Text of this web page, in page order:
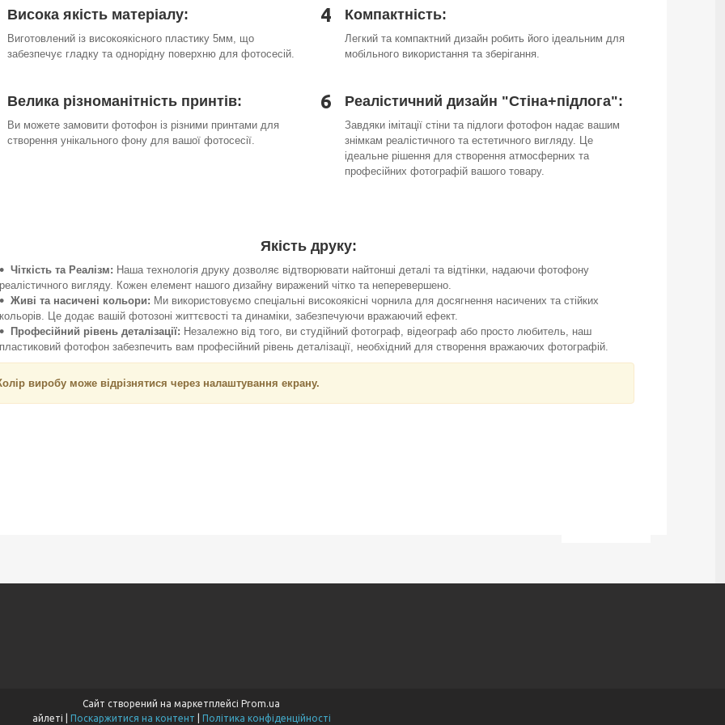
Висока якість матеріалу:
Виготовлений із високоякісного пластику 5мм, що
забезпечує гладку та однорідну поверхню для фотосесій.
4 Компактність:
Легкий та компактний дизайн робить його ідеальним для
мобільного використання та зберігання.
Велика різноманітність принтів:
Ви можете замовити фотофон із різними принтами для
створення унікального фону для вашої фотосесії.
6 Реалістичний дизайн "Стіна+підлога":
Завдяки імітації стіни та підлоги фотофон надає вашим
знімкам реалістичного та естетичного вигляду. Це
ідеальне рішення для створення атмосферних та
професійних фотографій вашого товару.
Якість друку:
Чіткість та Реалізм: Наша технологія друку дозволяє відтворювати найтонші деталі та відтінки, надаючи фотофону
реалістичного вигляду. Кожен елемент нашого дизайну виражений чітко та неперевершено.
Живі та насичені кольори: Ми використовуємо спеціальні високоякісні чорнила для досягнення насичених та стійких
кольорів. Це додає вашій фотозоні життєвості та динаміки, забезпечуючи вражаючий ефект.
Професійний рівень деталізації: Незалежно від того, ви студійний фотограф, відеограф або просто любитель, наш
пластиковий фотофон забезпечить вам професійний рівень деталізації, необхідний для створення вражаючих фотографій.
виробу може відрізнятися через налаштування екрану.
Сайт створений на маркетплейсі Prom.ua
Поскаржитися на контент Політика конфіденційності